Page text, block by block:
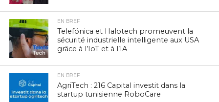
EN BREF
Telefónica et Halotech promeuvent la
sécurité industrielle intelligente aux USA
grâce à l’IoT et à l’IA
EN BREF
AgriTech : 216 Capital investit dans la
startup tunisienne RoboCare